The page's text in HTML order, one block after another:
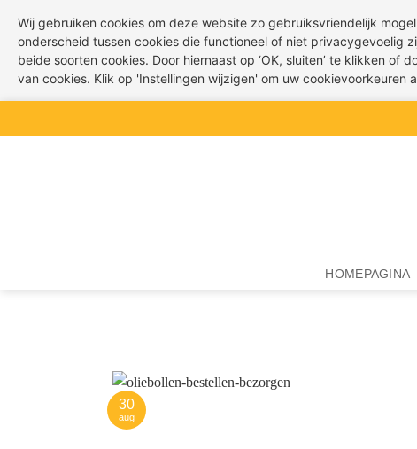
naar
HOMEPAGINA
30
aug
Wij gebruiken cookies om deze website zo gebruiksvriendelijk
onderscheid tussen cookies die functioneel of niet privacygevoelig
beide soorten cookies. Door hiernaast op ‘OK, sluiten’ te klikken
van cookies. Klik op 'Instellingen wijzigen' om uw